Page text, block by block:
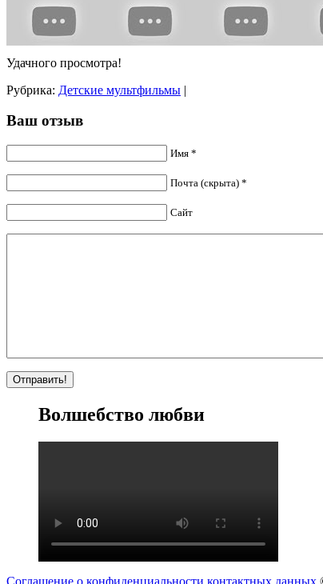
Удачного просмотра!
Рубрика: Детские мультфильмы |
Ваш отзыв
Имя *
Почта (скрыта) *
Сайт
Волшебство любви
Соглашение о конфиденциальности контактных данных